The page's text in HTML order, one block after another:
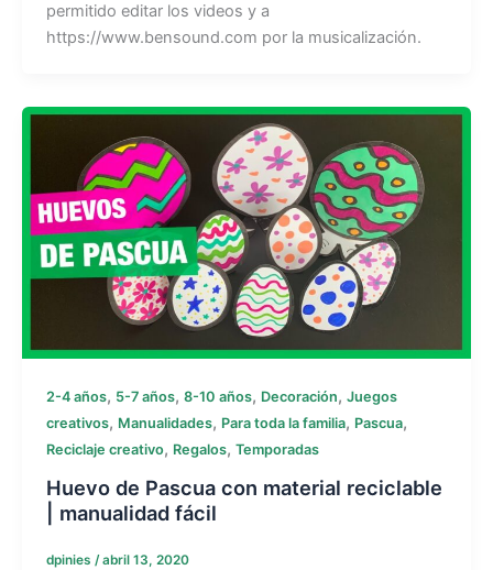
permitido editar los videos y a
https://www.bensound.com por la musicalización.
2-4 años, 5-7 años, 8-10 años, Decoración, Juegos
creativos, Manualidades, Para toda la familia, Pascua,
Reciclaje creativo, Regalos, Temporadas
Huevo de Pascua con material reciclable
| manualidad fácil
dpinies /abril 13, 2020